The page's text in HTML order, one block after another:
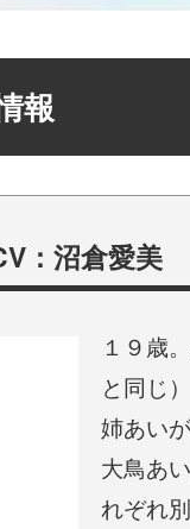
報
：沼倉愛美
１９歳
と同じ）
姉あい
大鳥あ
れぞれ